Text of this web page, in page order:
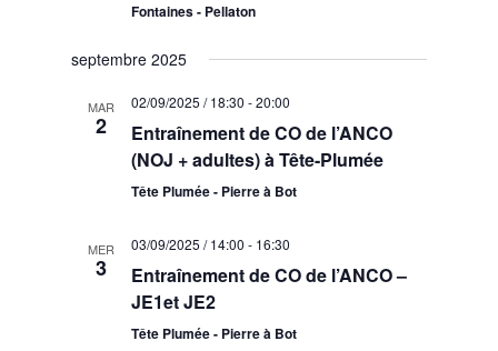
Fontaines - Pellaton
septembre 2025
MAR
2
02/09/2025 / 18:30 -20:00
Entraînement de CO de l’ANCO
(NOJ + adultes) à Tête-Plumée
Tête Plumée - Pierre à Bot
MER
3
03/09/2025 / 14:00 - 16:30
Entraînement de CO de l’ANCO –
JE1et JE2
Tête Plumée - Pierre à Bot